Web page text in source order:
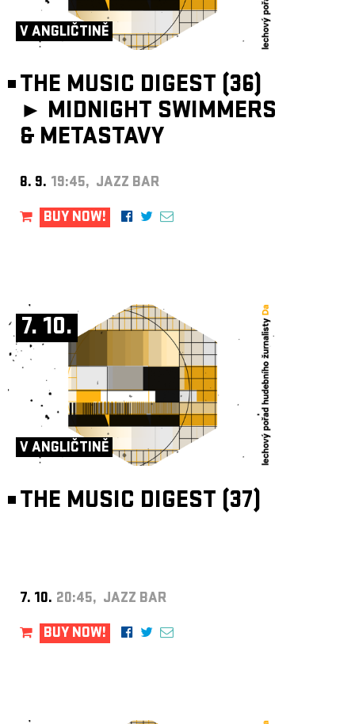
V ANGLIČTINĚ
THE MUSIC DIGEST (36)
► MIDNIGHT SWIMMERS
& METASTAVY
8. 9. 19:45, JAZZ BAR
BUY NOW!
7. 10.
V ANGLIČTINĚ
THE MUSIC DIGEST (37)
7. 10. 20:45, JAZZ BAR
BUY NOW!